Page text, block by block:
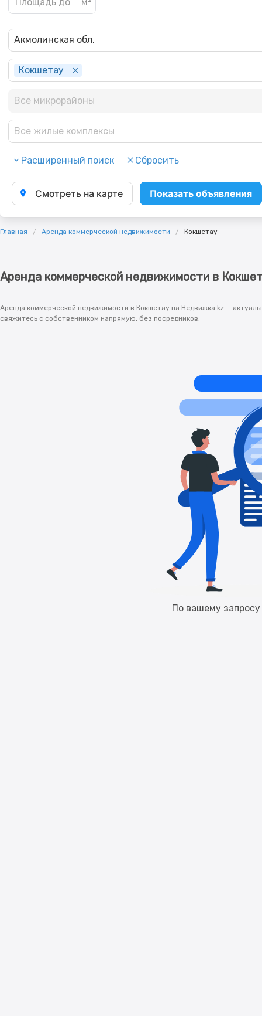
Акмолинская обл.
Кокшетау
Все микрорайоны
Все жилые комплексы
Расширенный поиск Сбросить
Смотреть на карте Показать объявления
Главная Аренда коммерческой недвижимости Кокшетау
Аренда коммерческой недвижимости в
Аренда коммерческой недвижимости в Кокшетау на Недвижка.kz —
свяжитесь с собственником напрямую, без посредников.
По вашему